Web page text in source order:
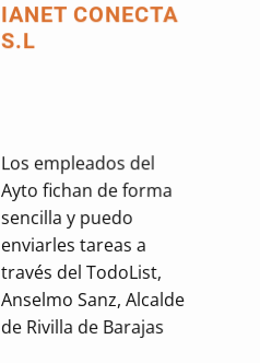
IANET CONECTA
S.L
Los empleados del
Ayto fichan de forma
sencilla y puedo
enviarles tareas a
través del TodoList,
Anselmo Sanz, Alcalde
de Rivilla de Barajas